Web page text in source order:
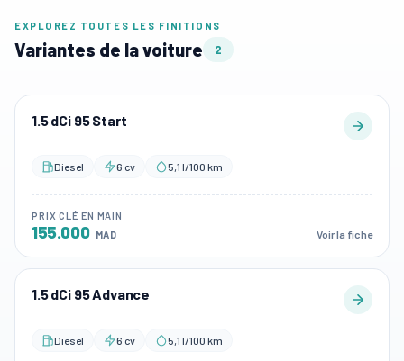
EXPLOREZ TOUTES LES FINITIONS
Variantes de la voiture 2
1.5 dCi 95 Start
Diesel 6 cv 5,1 l/100 km
PRIX CLÉ EN MAIN
155.000 MAD Voir la fiche
1.5 dCi 95 Advance
Diesel 6 cv 5,1 l/100 km